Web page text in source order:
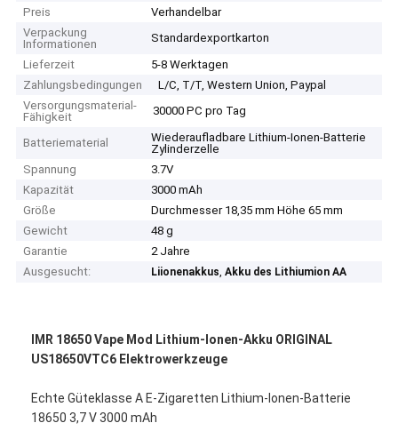
Preis
Verhandelbar
Verpackung
Informationen
Standardexportkarton
Lieferzeit
5-8 Werktagen
Zahlungsbedingungen
L/C, T/T, Western Union, Paypal
Versorgungsmaterial-
Fähigkeit
30000 PC pro Tag
Batteriematerial
Wiederaufladbare Lithium-Ionen-Batterie
Zylinderzelle
Spannung
3.7V
Kapazität
3000 mAh
Größe
Durchmesser 18,35 mm Höhe 65 mm
Gewicht
48 g
Garantie
2 Jahre
Ausgesucht:
Liionenakkus,Akku des Lithiumion AA
IMR 18650 Vape Mod Lithium-Ionen-Akku ORIGINAL
US18650VTC6 Elektrowerkzeuge
Echte Güteklasse A E-Zigaretten Lithium-Ionen-Batterie
18650 3,7 V 3000 mAh